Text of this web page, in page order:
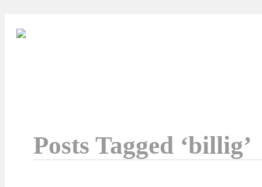
Posts Tagged ‘billig’